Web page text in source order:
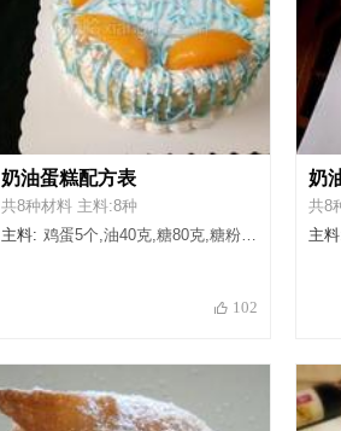
奶油蛋糕配方表
共8种材料 主料:8种
主料: 鸡蛋5个,油40克,糖80克,糖粉20克,淡奶油200ml,醋几滴,牛奶50克,低筋面粉90克
102
奶
共8
主